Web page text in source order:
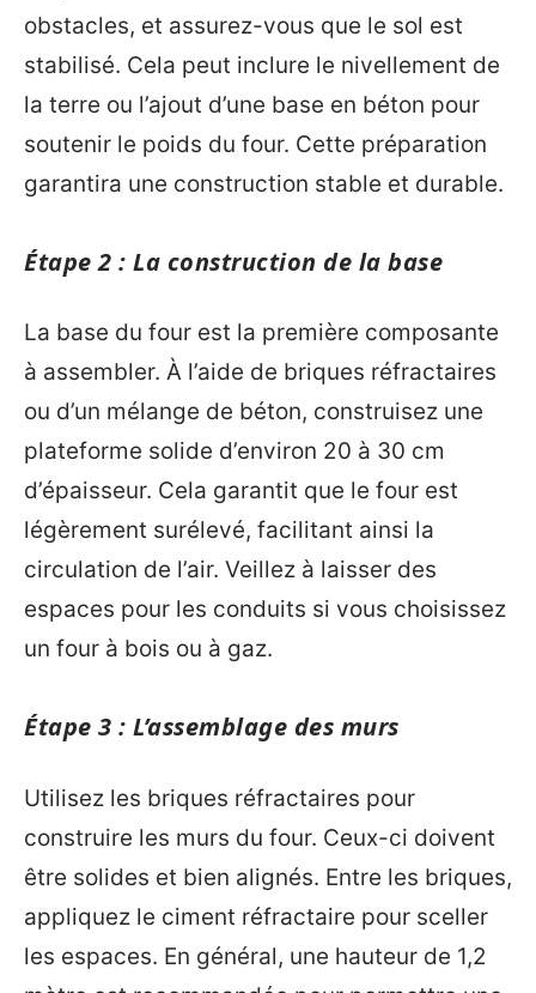
obstacles, et assurez-vous que le sol est
stabilisé. Cela peut inclure le nivellement de
la terre ou l’ajout d’une base en béton pour
soutenir le poids du four. Cette préparation
garantira une construction stable et durable.
Étape 2 : La construction de la base
La base du four est la première composante
à assembler. À l’aide de briques réfractaires
ou d’un mélange de béton, construisez une
plateforme solide d’environ 20 à 30 cm
d’épaisseur. Cela garantit que le four est
légèrement surélevé, facilitant ainsi la
circulation de l’air. Veillez à laisser des
espaces pour les conduits si vous choisissez
un four à bois ou à gaz.
Étape 3 : L’assemblage des murs
Utilisez les briques réfractaires pour
construire les murs du four. Ceux-ci doivent
être solides et bien alignés. Entre les briques,
appliquez le ciment réfractaire pour sceller
les espaces. En général, une hauteur de 1,2